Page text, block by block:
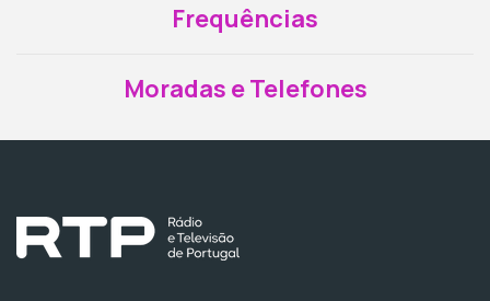
Frequências
Moradas e Telefones